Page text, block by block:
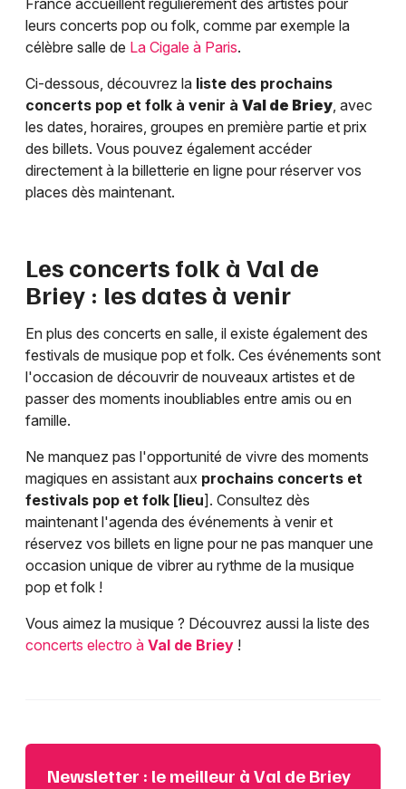
France accueillent régulièrement des artistes pour
leurs concerts pop ou folk, comme par exemple la
célèbre salle de La Cigale à Paris.
Ci-dessous, découvrez la liste des prochains
concerts pop et folk à venir à Val de Briey, avec
les dates, horaires, groupes en première partie et prix
des billets. Vous pouvez également accéder
directement à la billetterie en ligne pour réserver vos
places dès maintenant.
Les concerts folk à Val de
Briey : les dates à venir
En plus des concerts en salle, il existe également des
festivals de musique pop et folk. Ces événements sont
l'occasion de découvrir de nouveaux artistes et de
passer des moments inoubliables entre amis ou en
famille.
Ne manquez pas l'opportunité de vivre des moments
magiques en assistant aux prochains concerts et
festivals pop et folk [lieu]. Consultez dès
maintenant l'agenda des événements à venir et
réservez vos billets en ligne pour ne pas manquer une
occasion unique de vibrer au rythme de la musique
pop et folk !
Vous aimez la musique ? Découvrez aussi la liste des
concerts electro à Val de Briey !
Newsletter : le meilleur à Val de Briey